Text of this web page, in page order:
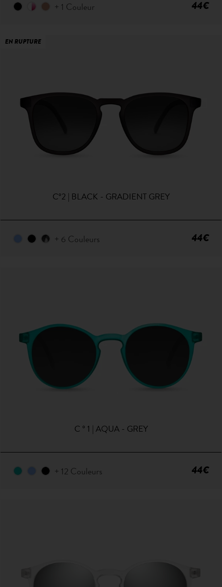
+ 1 Couleur 44€
EN RUPTURE
C°2 | BLACK - GRADIENT GREY
+ 6 Couleurs 44€
C ° 1 | AQUA - GREY
+ 12 Couleurs 44€